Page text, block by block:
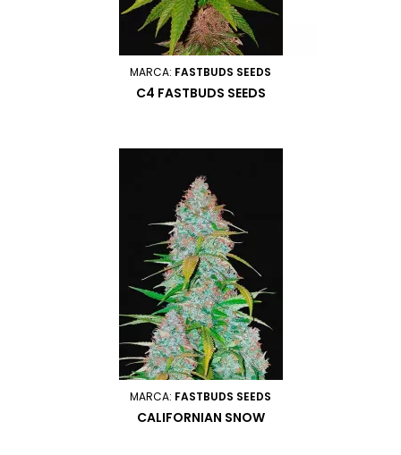
MARCA: FASTBUDS SEEDS
C4 FASTBUDS SEEDS
MARCA: FASTBUDS SEEDS
CALIFORNIAN SNOW